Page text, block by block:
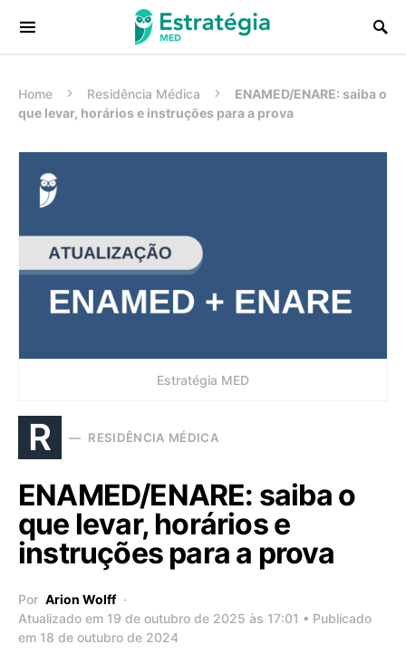
Procurar:
Home Residência Médica
ENAMED/ENARE: saiba o
que levar, horários e instruções para a prova
Estratégia MED
R RESIDÊNCIA MÉDICA
ENAMED/ENARE: saiba o
que levar, horários e
instruções para a prova
Por Arion Wolff
Atualizado em 19 de outubro de 2025 às 17:01 • Publicado
em 18 de outubro de 2024